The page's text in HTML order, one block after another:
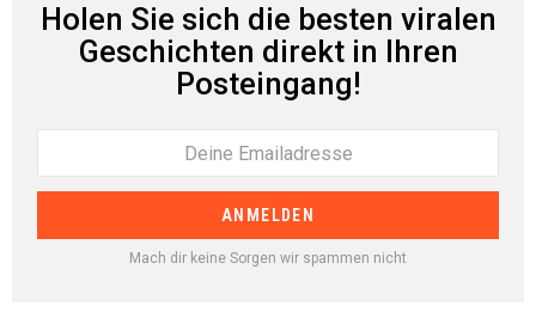
Holen Sie sich die besten viralen
Geschichten direkt in Ihren
Posteingang!
Mach dir keine Sorgen wir spammen nicht